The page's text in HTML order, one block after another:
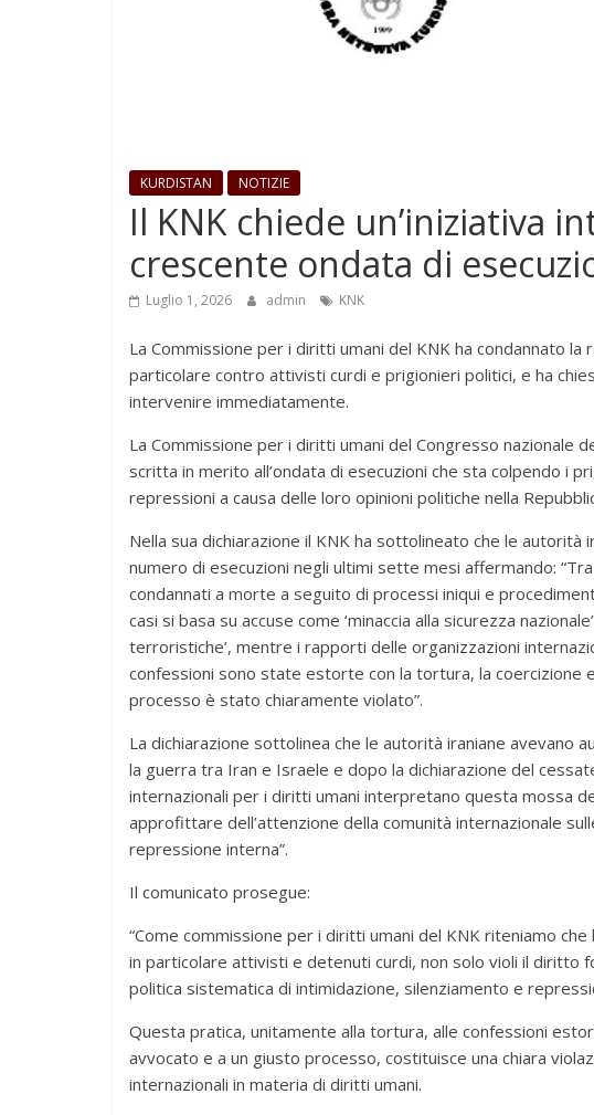
KURDISTAN NOTIZIE
Il KNK chiede un’iniziativa
crescente ondata di
Luglio 1, 2026 admin KNK
La Commissione per i diritti umani del KNK ha condannato
particolare contro attivisti curdi e prigionieri politici, e ha
intervenire immediatamente.
La Commissione per i diritti umani del Congresso nazionale
scritta in merito all’ondata di esecuzioni che sta colpendo i
repressioni a causa delle loro opinioni politiche nella
Nella sua dichiarazione il KNK ha sottolineato che le
numero di esecuzioni negli ultimi sette mesi affermando:
condannati a morte a seguito di processi iniqui e
casi si basa su accuse come ‘minaccia alla sicurezza
terroristiche’, mentre i rapporti delle organizzazioni
confessioni sono state estorte con la tortura, la coercizione
processo è stato chiaramente violato”.
La dichiarazione sottolinea che le autorità iraniane avevano
la guerra tra Iran e Israele e dopo la dichiarazione del
internazionali per i diritti umani interpretano questa mossa
approfittare dell’attenzione della comunità internazionale
repressione interna”.
Il comunicato prosegue:
“Come commissione per i diritti umani del KNK riteniamo
in particolare attivisti e detenuti curdi, non solo violi il diritto
politica sistematica di intimidazione, silenziamento e
Questa pratica, unitamente alla tortura, alle confessioni
avvocato e a un giusto processo, costituisce una chiara
internazionali in materia di diritti umani.